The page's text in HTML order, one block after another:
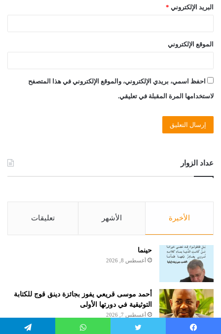
البريد الإلكتروني *
الموقع الإلكتروني
احفظ اسمي، بريدي الإلكتروني، والموقع الإلكتروني في هذا المتصفح
لاستخدامها المرة المقبلة في تعليقي.
عداد الزوار
الأخيرة الأشهر تعليقات
حينما
أغسطس 8, 2026
أحمد موسى قريعي يفوز بجائزة دينق قوج للكتابة
التوثيقية في دورتها الأولى
أغسطس 7, 2026